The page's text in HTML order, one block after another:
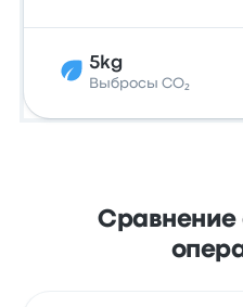
5kg
Выбросы CO₂
Сравнение